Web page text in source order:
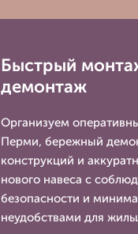
Быстрый
демонтаж
Организуем
Перми, бережный
конструкций и
нового навеса с
безопасности и
неудобствами для